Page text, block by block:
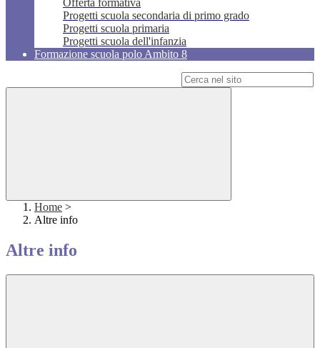
Offerta formativa
Progetti scuola secondaria di primo grado
Progetti scuola primaria
Progetti scuola dell'infanzia
Formazione scuola polo Ambito 8
Home >
Altre info
Altre info